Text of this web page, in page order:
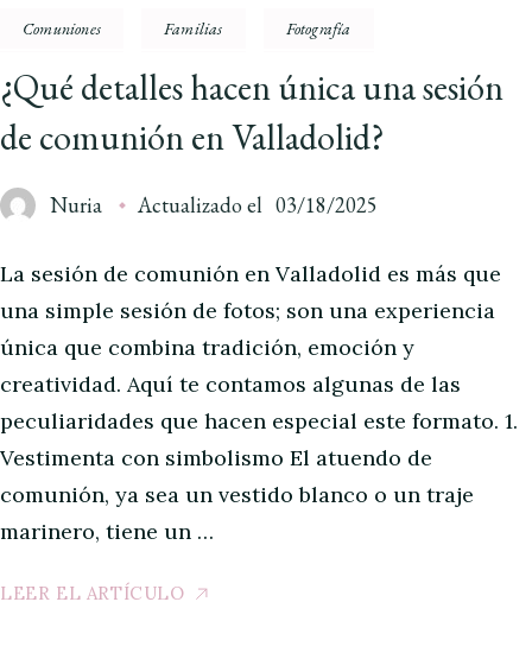
Comuniones Familias Fotografía
¿Qué detalles hacen única una sesión
de comunión en Valladolid?
Nuria Actualizado el 03/18/2025
La sesión de comunión en Valladolid es más que
una simple sesión de fotos; son una experiencia
única que combina tradición, emoción y
creatividad. Aquí te contamos algunas de las
peculiaridades que hacen especial este formato. 1.
Vestimenta con simbolismo El atuendo de
comunión, ya sea un vestido blanco o un traje
marinero, tiene un …
LEER EL ARTÍCULO